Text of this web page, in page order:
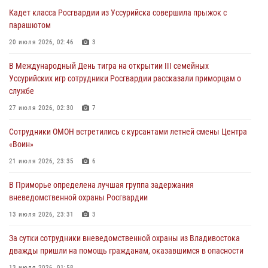
29 июля 2026, 01:17
В День Крещения Руси в Князь-Владимирском храме – Главном
ходом
28 июля 2026, 10:29 3
Росгвардейцы в Приморье приняли участие в молебне,
28 июля 2026, 05:39
В Международный День тигра на открытии III семейных
службе
27 июля 2026, 02:30
Кадет класса Росгвардии из Уссурийска совершила прыжок с
парашютом
20 июля 2026, 02:46 3
В Международный День тигра на открытии III семейных
Уссурийских игр сотрудники Росгвардии рассказали приморцам о
службе
27 июля 2026, 02:30 7
Сотрудники ОМОН встретились с курсантами летней смены Центра
«Воин»
21 июля 2026, 23:35 6
В Приморье определена лучшая группа задержания
вневедомственной охраны Росгвардии
13 июля 2026, 23:31 3
За сутки сотрудники вневедомственной охраны из Владивостока
дважды пришли на помощь гражданам, оказавшимся в опасности